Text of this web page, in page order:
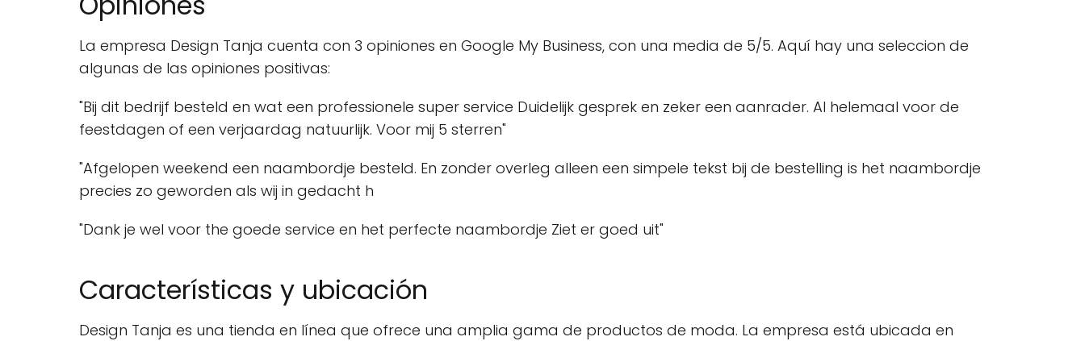
La empresa Design Tanja cuenta con 3 opiniones en Google My Business, con una media de 5/5. Aquí hay una seleccion de
algunas de las opiniones positivas:
"Bij dit bedrijf besteld en wat een professionele super service Duidelijk gesprek en zeker een aanrader. Al helemaal voor de
feestdagen of een verjaardag natuurlijk. Voor mij 5 sterren"
"Afgelopen weekend een naambordje besteld. En zonder overleg alleen een simpele tekst bij de bestelling is het naambordje
precies zo geworden als wij in gedacht h
"Dank je wel voor the goede service en het perfecte naambordje Ziet er goed uit"
Características y ubicación
Design Tanja es una tienda en línea que ofrece una amplia gama de productos de moda. La empresa está ubicada en